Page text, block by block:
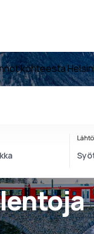
kohteesta
Lähtö